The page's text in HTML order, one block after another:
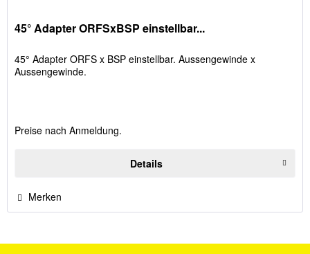
45° Adapter ORFSxBSP einstellbar...
45° Adapter ORFS x BSP einstellbar. Aussengewinde x
Aussengewinde.
Preise nach Anmeldung.
Details
Merken